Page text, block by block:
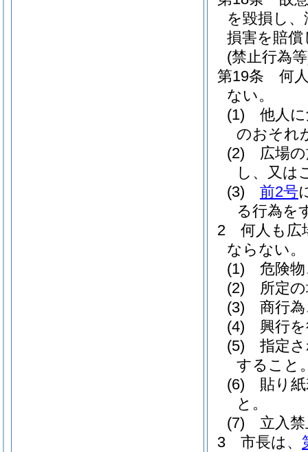
を毀損し
損害を賠
(禁止行為
第19条
何
ない。
(1)
他人
のおそれ
(2)
広場
し、又は
(3)
前2号
る行為を
2
何人も広
ならない。
(1)
危険
(2)
所定
(3)
商行
(4)
興行
(5)
指定
すること
(6)
貼り
と。
(7)
立入
3
市長は、